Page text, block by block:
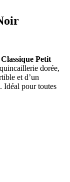
Petit
dorée,
et d’un
Idéal pour toutes